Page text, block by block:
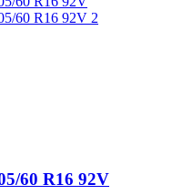
60 R16 92V